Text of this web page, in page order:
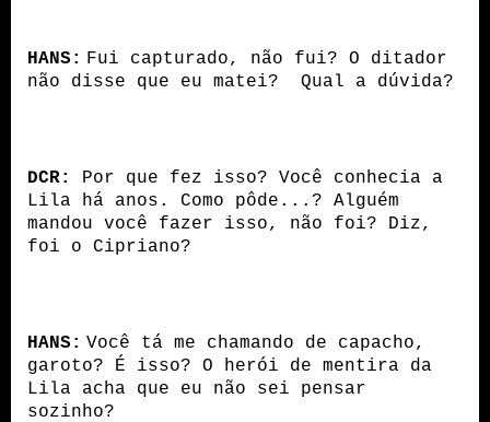
HANS: Fui capturado, não fui? O ditador
não disse que eu matei? Qual a dúvida?
DCR: Por que fez isso? Você conhecia a
Lila há anos. Como pôde...? Alguém
mandou você fazer isso, não foi? Diz,
foi o Cipriano?
HANS: Você tá me chamando de capacho,
garoto? É isso? O herói de mentira da
Lila acha que eu não sei pensar
sozinho?